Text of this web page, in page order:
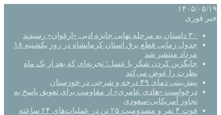
۱۴۰۵/۰۵/۱۹
خبر فوری
۳۰ داستان به مرحله نهایی جایزه ادبی «ارغوان» رسیدند
جدول زمانی قطع برق استان کرمانشاه در روز یکشنبه ۱۸
مرداد منتشر شد
جایگزین کردن شکر با عسل؛ تجربه‌ای که بعد از یک ماه
نظرت را عوض می‌کند
پیش‌بینی دمای ۴۹ درجه و شرجی در خوزستان
درخواست «هادی عامری» از مقاومت برای تعویق پاسخ به
تجاوز آمریکایی-سعودی
فوت ۴ نفر و مصدومیت ۲۵ تن در عملیات‌های ۲۴ ساعته